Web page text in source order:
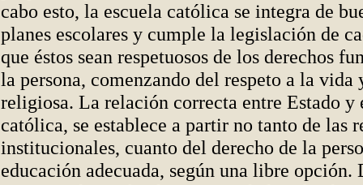
cabo esto, la escuela católica se integra de
planes escolares y cumple la legislación de
que éstos sean respetuosos de los derechos
la persona, comenzando del respeto a la
religiosa. La relación correcta entre Estado y
católica, se establece a partir no tanto de las
institucionales, cuanto del derecho de la
educación adecuada, según una libre opción.